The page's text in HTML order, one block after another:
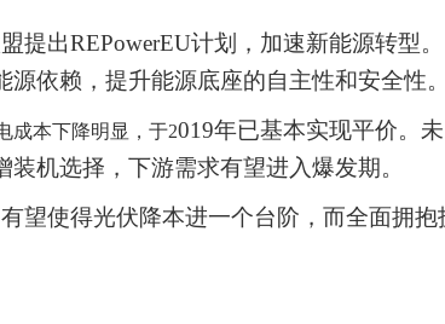
提出REPowerEU计划，加速新能源转型。
依赖，提升能源底座的自主性和安全性
成本下降明显，于2019年已基本实现平价。未
机选择，下游需求有望进入爆发期。
望使得光伏降本进一个台阶，而全面拥抱